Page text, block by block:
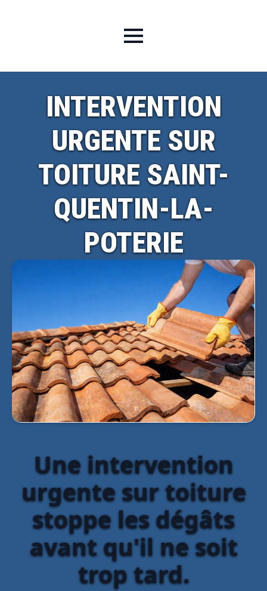
INTERVENTION
URGENTE SUR
TOITURE SAINT-
QUENTIN-LA-
POTERIE
Une intervention
urgente sur toiture
stoppe les dégâts
avant qu'il ne soit
trop tard.